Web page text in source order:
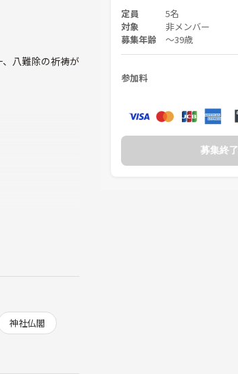
八難除の祈祷が
神社仏閣
定員 5名
対象 非メンバー
募集年齢 〜39歳
参加料
募集終了